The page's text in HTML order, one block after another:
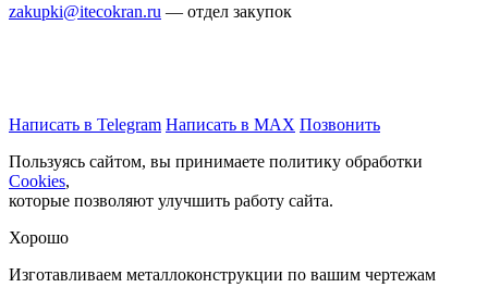
zakupki@itecokran.ru — отдел закупок
Написать в Telegram Написать в MAX Позвонить
Пользуясь сайтом, вы принимаете политику обработки
Cookies,
которые позволяют улучшить работу сайта.
Хорошо
Изготавливаем металлоконструкции по вашим чертежам